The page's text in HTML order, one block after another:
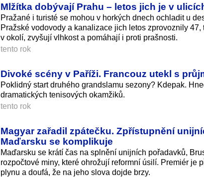
Mlžítka dobývají Prahu – letos jich je v
Pražané i turisté se mohou v horkých dnech ochladit u
Pražské vodovody a kanalizace jich letos zprovoznily
v okolí, zvyšují vlhkost a pomáhají i proti prašnosti.
tento rok
Divoké scény v Paříži. Francouz utekl s
Poklidný start druhého grandslamu sezony? Kdepak.
dramatických tenisových okamžiků.
tento rok
Magyar zařadil zpátečku. Zpřístupnění
Maďarsku se komplikuje
Maďarsku se krátí čas na splnění unijních pořadavků,
rozpočtové miny, které ohrožují reformní úsilí. Premiér je
plynu a doufá, že na jeho slova dojde brzy.